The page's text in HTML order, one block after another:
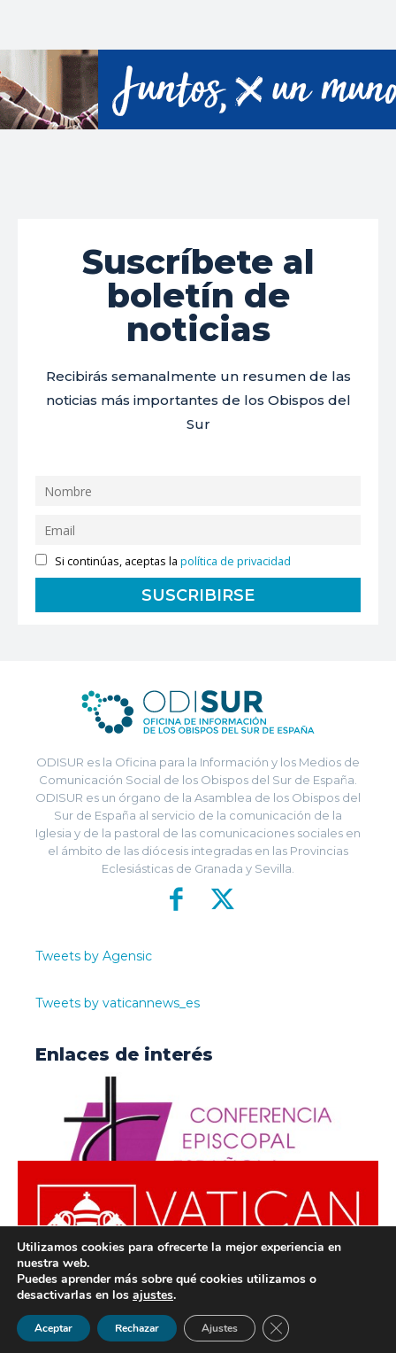
Suscríbete al
boletín de
noticias
Recibirás semanalmente un resumen de las
noticias más importantes de los Obispos del
Sur
Si continúas, aceptas lapolítica de privacidad
ODISUR es la Oficina para la Información y los Medios de
Comunicación Social de los Obispos del Sur de España.
ODISUR es un órgano de la Asamblea de los Obispos del
Sur de España al servicio de la comunicación de la
Iglesia y de la pastoral de las comunicaciones sociales en
el ámbito de las diócesis integradas en las Provincias
Eclesiásticas de Granada y Sevilla.
Tweets by Agensic
Tweets by vaticannews_es
Enlaces de interés
© ODISUR | Todos los derechos reservados |Política de
Privacidad
Aviso Legal
Utilizamos cookies para ofrecerte la mejor experiencia en
nuestra web.
Puedes aprender más sobre qué cookies utilizamos o
desactivarlas en los ajustes.
Aceptar Rechazar Ajustes Cerrar el banner de